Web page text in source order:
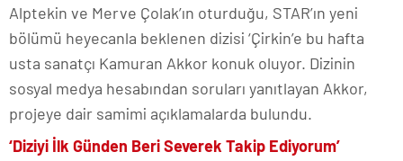
Alptekin ve Merve Çolak’ın oturduğu, STAR’ın yeni
bölümü heyecanla beklenen dizisi ‘Çirkin’e bu hafta
usta sanatçı Kamuran Akkor konuk oluyor. Dizinin
sosyal medya hesabından soruları yanıtlayan Akkor,
projeye dair samimi açıklamalarda bulundu.
‘Diziyi İlk Günden Beri Severek Takip Ediyorum’